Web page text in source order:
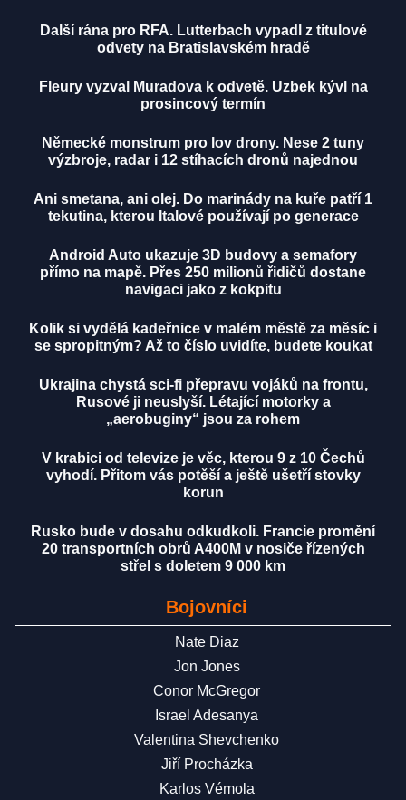
Další rána pro RFA. Lutterbach vypadl z titulové
odvety na Bratislavském hradě
Fleury vyzval Muradova k odvetě. Uzbek kývl na
prosincový termín
Německé monstrum pro lov drony. Nese 2 tuny
výzbroje, radar i 12 stíhacích dronů najednou
Ani smetana, ani olej. Do marinády na kuře patří 1
tekutina, kterou Italové používají po generace
Android Auto ukazuje 3D budovy a semafory
přímo na mapě. Přes 250 milionů řidičů dostane
navigaci jako z kokpitu
Kolik si vydělá kadeřnice v malém městě za měsíc i
se spropitným? Až to číslo uvidíte, budete koukat
Ukrajina chystá sci-fi přepravu vojáků na frontu,
Rusové ji neuslyší. Létající motorky a
„aerobuginy“ jsou za rohem
V krabici od televize je věc, kterou 9 z 10 Čechů
vyhodí. Přitom vás potěší a ještě ušetří stovky
korun
Rusko bude v dosahu odkudkoli. Francie promění
20 transportních obrů A400M v nosiče řízených
střel s doletem 9 000 km
Bojovníci
Nate Diaz
Jon Jones
Conor McGregor
Israel Adesanya
Valentina Shevchenko
Jiří Procházka
Karlos Vémola